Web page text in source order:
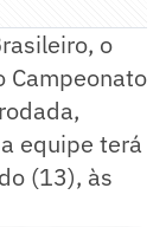
o
Campeonato
equipe terá
(13), às